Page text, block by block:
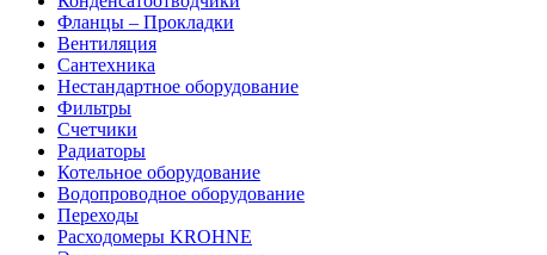
Фланцы – Прокладки
Вентиляция
Сантехника
Нестандартное оборудование
Фильтры
Счетчики
Радиаторы
Котельное оборудование
Водопроводное оборудование
Переходы
Расходомеры KROHNE